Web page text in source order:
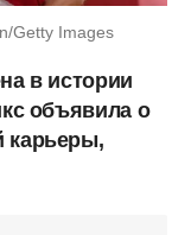
Getty Images
в истории
объявила о
карьеры,